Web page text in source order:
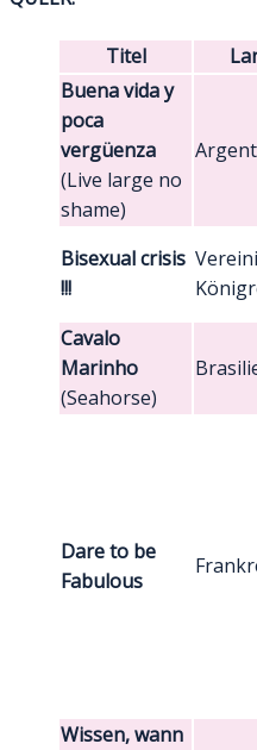
Titel
Buena vida y
poca
vergüenza
(Live large no
shame)
Bisexual crisis
!!!
Cavalo
Marinho
(Seahorse)
Dare to be
Fabulous
Wissen, wann